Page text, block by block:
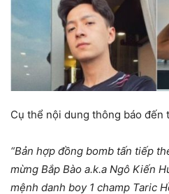
Cụ thể nội dung thông báo đến
“Bản hợp đồng bomb tấn tiếp
mừng Bắp Bào a.k.a Ngô Kiến
mệnh danh boy 1 champ Taric